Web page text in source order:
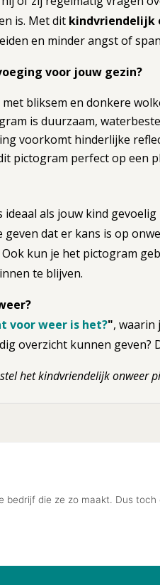
is. Met dit kindvriendelijk
en minder angst of
voor jouw gezin?
bliksem en donkere
is duurzaam,
voorkomt hinderlijke
pictogram perfect op een
ideaal als jouw kind
geven dat er kans is op
kun je het pictogram
te blijven.
voor weer is het?", waarin
overzicht kunnen
het kindvriendelijk onweer